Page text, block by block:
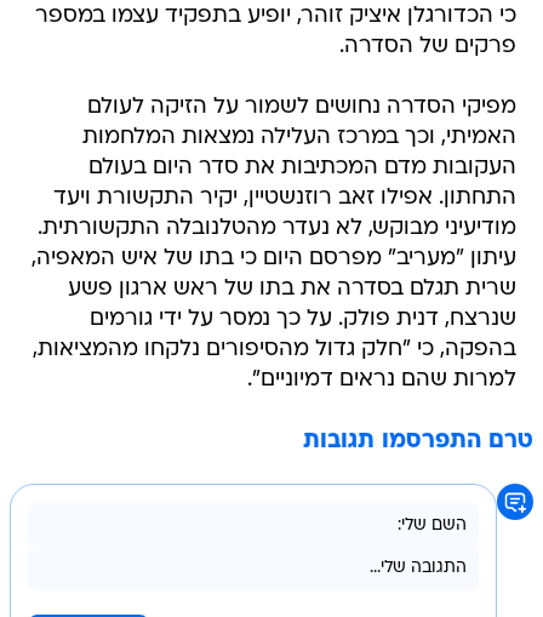
כי הכדורגלן איציק זוהר, יופיע בתפקיד עצמו במספר
פרקים של הסדרה.
מפיקי הסדרה נחושים לשמור על הזיקה לעולם
האמיתי, וכך במרכז העלילה נמצאות המלחמות
העקובות מדם המכתיבות את סדר היום בעולם
התחתון. אפילו זאב רוזנשטיין, יקיר התקשורת ויעד
מודיעיני מבוקש, לא נעדר מהטלנובלה התקשורתית.
עיתון "מעריב" מפרסם היום כי בתו של איש המאפיה,
שרית תגלם בסדרה את בתו של ראש ארגון פשע
שנרצח, דנית פולק. על כך נמסר על ידי גורמים
בהפקה, כי "חלק גדול מהסיפורים נלקחו מהמציאות,
למרות שהם נראים דמיוניים".
טרם התפרסמו תגובות